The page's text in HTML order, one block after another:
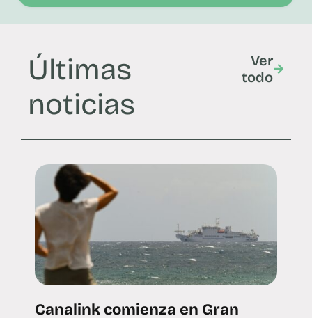
Últimas
noticias
Ver
todo
Canalink comienza en Gran